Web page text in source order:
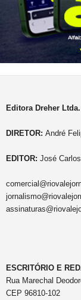
Editora Dreher Ltda.
DIRETOR: André
EDITOR: José
ESCRITÓRIO E
Rua Marechal
CEP 96810-102